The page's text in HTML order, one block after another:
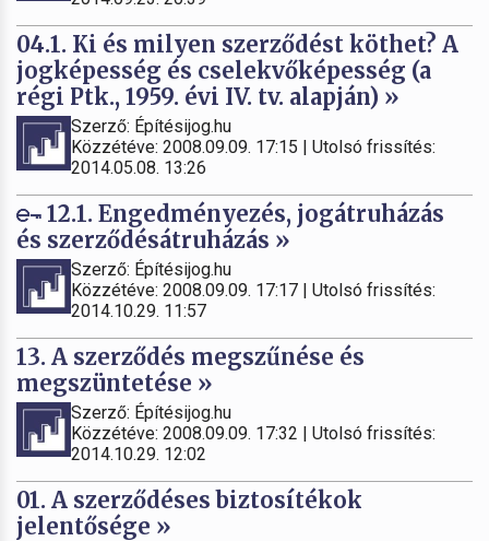
04.1. Ki és milyen szerződést köthet? A
jogképesség és cselekvőképesség (a
régi Ptk., 1959. évi IV. tv. alapján) »
Szerző: Építésijog.hu
Közzétéve: 2008.09.09. 17:15 | Utolsó frissítés:
2014.05.08. 13:26
12.1. Engedményezés, jogátruházás
és szerződésátruházás »
Szerző: Építésijog.hu
Közzétéve: 2008.09.09. 17:17 | Utolsó frissítés:
2014.10.29. 11:57
13. A szerződés megszűnése és
megszüntetése »
Szerző: Építésijog.hu
Közzétéve: 2008.09.09. 17:32 | Utolsó frissítés:
2014.10.29. 12:02
01. A szerződéses biztosítékok
jelentősége »